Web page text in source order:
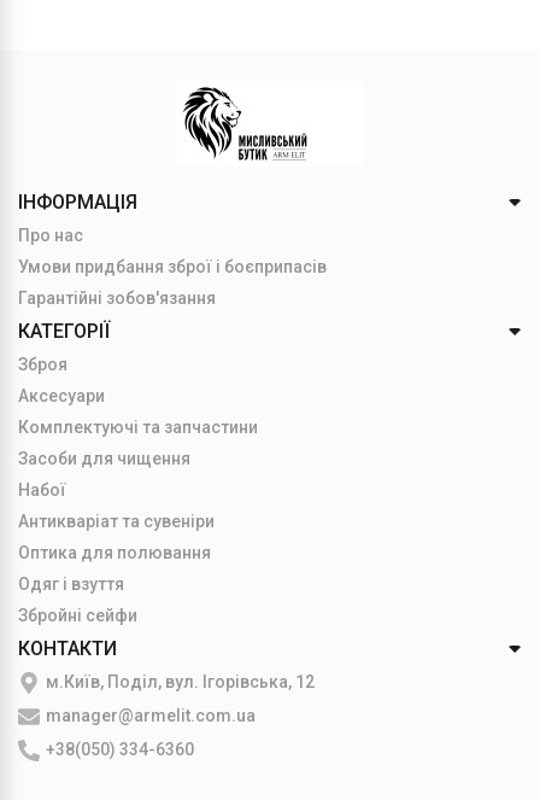
ІНФОРМАЦІЯ
Про нас
Умови придбання зброї і боєприпасів
Гарантійні зобов'язання
КАТЕГОРІЇ
Зброя
Аксесуари
Комплектуючі та запчастини
Засоби для чищення
Набої
Антикваріат та сувеніри
Оптика для полювання
Одяг і взуття
Збройні сейфи
КОНТАКТИ
м.Київ, Поділ, вул. Ігорівська, 12
manager@armelit.com.ua
+38(050) 334-6360